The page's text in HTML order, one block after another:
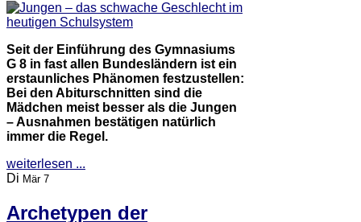
Seit der Einführung des Gymnasiums
G 8 in fast allen Bundesländern ist ein
erstaunliches Phänomen festzustellen:
Bei den Abiturschnitten sind die
Mädchen meist besser als die Jungen
– Ausnahmen bestätigen natürlich
immer die Regel.
weiterlesen ...
Di Mär 7
Archetypen der